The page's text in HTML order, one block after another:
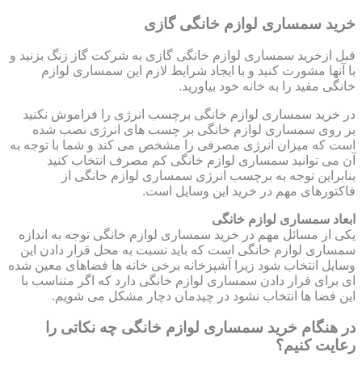
خرید سمساری لوازم خانگی گازی
قبل ازخرید سمساری لوازم خانگی گازی به شرکت گاز زنگ بزنید و
با آنها مشورت کنید و با ایجاد شرایط لازم این سمساری لوازم
خانگی مفید را به خانه خود بیاورید.
در خرید سمساری لوازم خانگی برچسب انرژی را فراموش نکنید
بر روی سمساری لوازم خانگی بر چسب های انرژی نصب شده
است که میزان انرژی مصرفی را مشخص می کند و شما با توجه به
آن می توانید سمساری لوازم خانگی کم مصرف انتخاب کنید
بنابراین توجه به برچسب انرژی سمساری لوازم خانگی از
فاکتورهای مهم در خرید این وسایل است.
ابعاد سمساری لوازم خانگی
یکی از مسائل مهم در خرید سمساری لوازم خانگی توجه به اندازه
سمساری لوازم خانگی است که باید نسبت به محل قرار دادن این
وسایل انتخاب شود زیرا آشپزخانه برخی خانه ها فضاهای معین شده
ای برای قرار دادن سمساری لوازم خانگی دارد که اگر متناسب با
این فضا ها انتخاب نشود در چیدمان دچار مشکل می شویم.
در هنگام خرید سمساری لوازم خانگی چه نکاتی را
رعایت کنیم؟